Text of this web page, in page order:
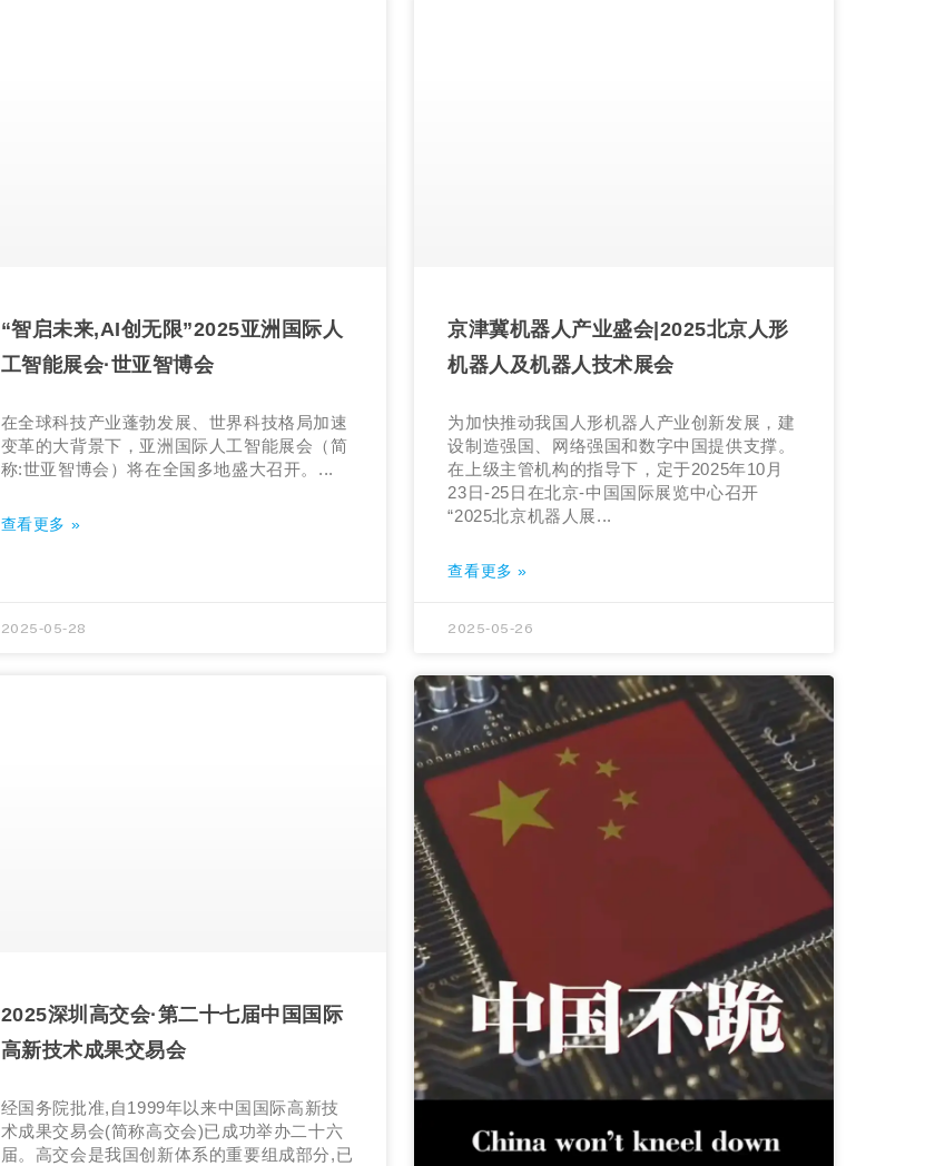
“智启未来,AI创无限”2025亚洲国际人
工智能展会·世亚智博会
在全球科技产业蓬勃发展、世界科技格局加速
变革的大背景下，亚洲国际人工智能展会（简
称:世亚智博会）将在全国多地盛大召开。...
查看更多 »
2025-05-28
京津冀机器人产业盛会|2025北京人形
机器人及机器人技术展会
为加快推动我国人形机器人产业创新发展，建
设制造强国、网络强国和数字中国提供支撑。
在上级主管机构的指导下，定于2025年10月
23日-25日在北京-中国国际展览中心召开
“2025北京机器人展...
查看更多 »
2025-05-26
2025深圳高交会·第二十七届中国国际
高新技术成果交易会
经国务院批准,自1999年以来中国国际高新技
术成果交易会(简称高交会)已成功举办二十六
届。高交会是我国创新体系的重要组成部分,已